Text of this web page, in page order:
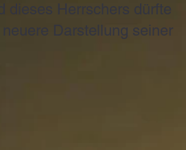
Herrschers dürfte
Darstellung seiner